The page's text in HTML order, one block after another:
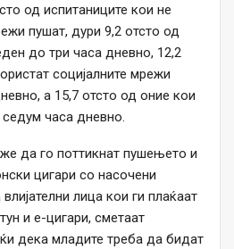
од испитаниците кои не
пушат, дури 9,2 отсто од
до три часа дневно, 12,2
социјалните мрежи
а 15,7 отсто од оние кои
часа дневно.
да го поттикнат пушењето и
цигари со насочени
лица кои ги плаќаат
и е-цигари, сметаат
дека младите треба да бидат